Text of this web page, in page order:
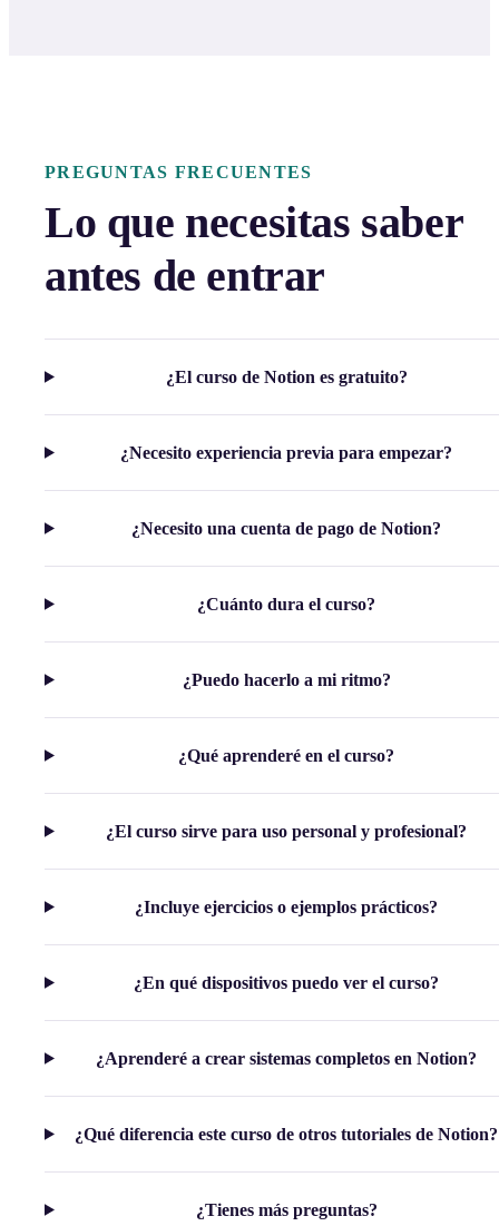
PREGUNTAS FRECUENTES
Lo que necesitas saber
antes de entrar
¿El curso de Notion es gratuito?
¿Necesito experiencia previa para empezar?
¿Necesito una cuenta de pago de Notion?
¿Cuánto dura el curso?
¿Puedo hacerlo a mi ritmo?
¿Qué aprenderé en el curso?
¿El curso sirve para uso personal y profesional?
¿Incluye ejercicios o ejemplos prácticos?
¿En qué dispositivos puedo ver el curso?
¿Aprenderé a crear sistemas completos en Notion?
¿Qué diferencia este curso de otros tutoriales de Notion?
¿Tienes más preguntas?